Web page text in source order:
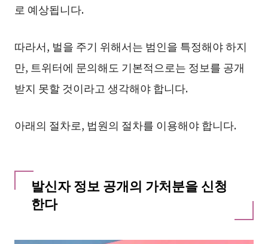
로 예상됩니다.
따라서, 벌을 주기 위해서는 범인을 특정해야 하지
만, 트위터에 문의해도 기본적으로는 정보를 공개
받지 못할 것이라고 생각해야 합니다.
아래의 절차로, 법원의 절차를 이용해야 합니다.
발신자 정보 공개의 가처분을 신청
한다